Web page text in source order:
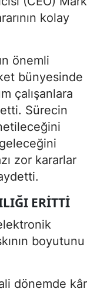
kolay
önemli
bünyesinde
çalışanlara
Sürecin
zor kararlar
ERITTI
boyutunu
dönemde kâr